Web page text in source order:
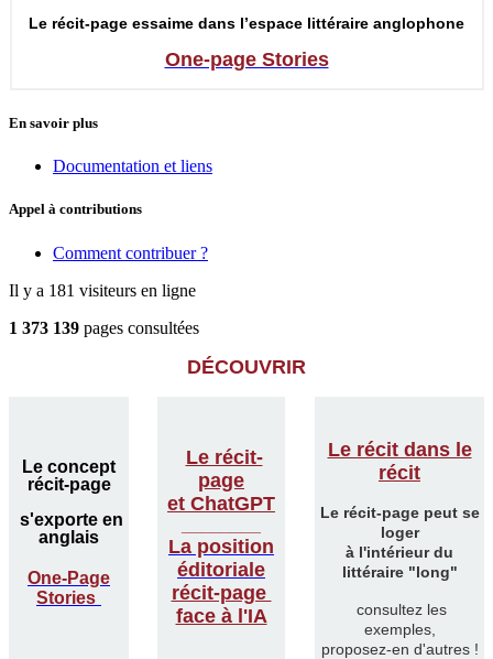
Le récit-page essaime dans l’espace littéraire anglophone
One-page Stories
En savoir plus
Documentation et liens
Appel à contributions
Comment contribuer ?
Il y a 181 visiteurs en ligne
1 373 139 pages consultées
DÉCOUVRIR
Le concept
récit-page
s'exporte en
anglais
One-Page
Stories
Le récit-
page
et ChatGPT
La position
éditoriale
récit-page
face à l'IA
Le récit dans le
récit
Le récit-page peut se
loger
à l'intérieur du
littéraire "long"
consultez les
exemples,
proposez-en d'autres !